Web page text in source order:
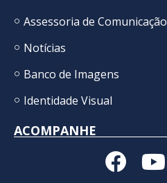
Assessoria de Comunicação
Notícias
Banco de Imagens
Identidade Visual
ACOMPANHE